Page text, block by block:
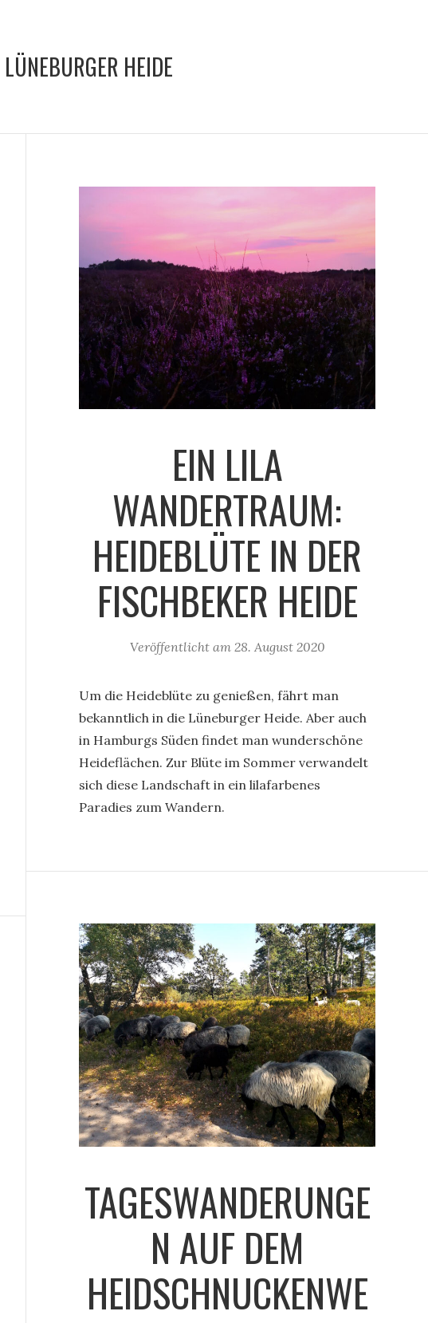
LÜNEBURGER HEIDE
EIN LILA
WANDERTRAUM:
HEIDEBLÜTE IN DER
FISCHBEKER HEIDE
Veröffentlicht am 28. August 2020
Um die Heideblüte zu genießen, fährt man
bekanntlich in die Lüneburger Heide. Aber auch
in Hamburgs Süden findet man wunderschöne
Heideflächen. Zur Blüte im Sommer verwandelt
sich diese Landschaft in ein lilafarbenes
Paradies zum Wandern.
TAGESWANDERUNGE
N AUF DEM
HEIDSCHNUCKENWE